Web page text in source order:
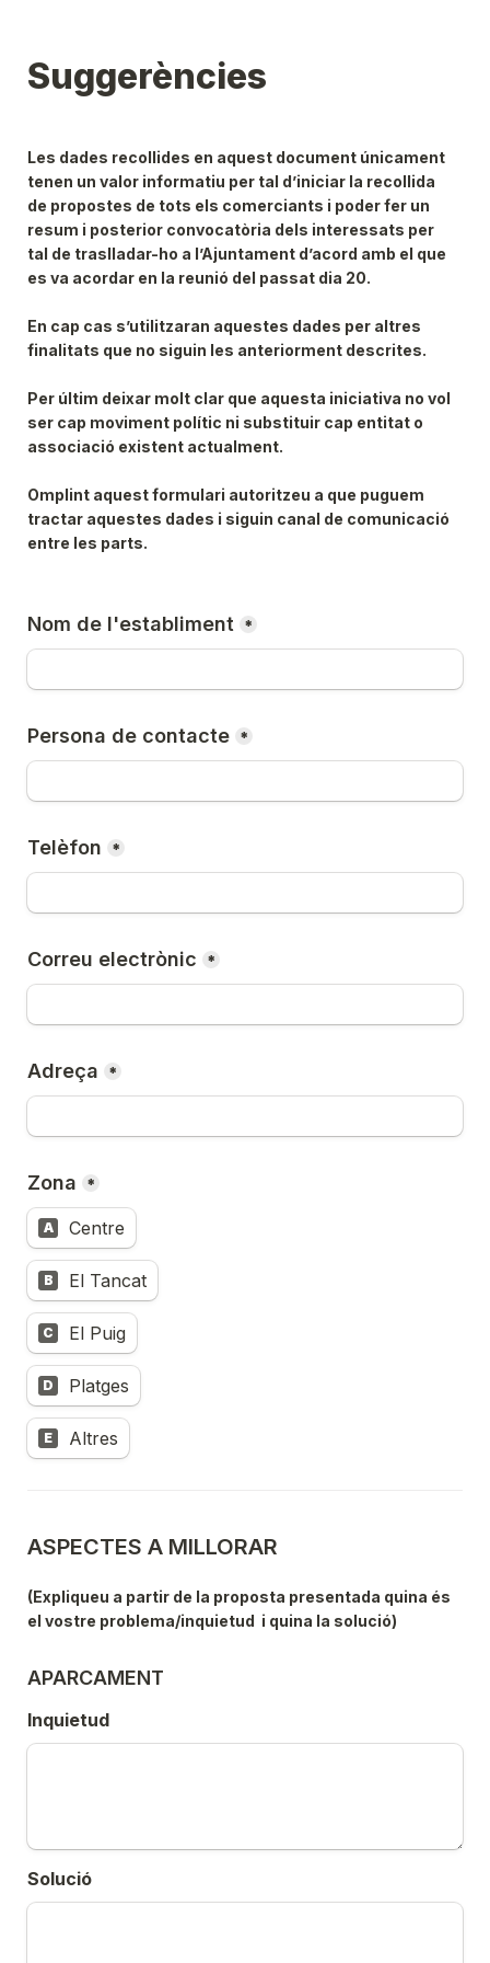
Suggerències
Les dades recollides en aquest document únicament
tenen un valor informatiu per tal d’iniciar la recollida
de propostes de tots els comerciants i poder fer un
resum i posterior convocatòria dels interessats per
tal de traslladar-ho a l’Ajuntament d’acord amb el que
es va acordar en la reunió del passat dia 20.
En cap cas s’utilitzaran aquestes dades per altres
finalitats que no siguin les anteriorment descrites.
Per últim deixar molt clar que aquesta iniciativa no vol
ser cap moviment polític ni substituir cap entitat o
associació existent actualment.
Omplint aquest formulari autoritzeu a que puguem
tractar aquestes dades i siguin canal de comunicació
entre les parts.
Nom de l'establiment *
Persona de contacte *
Telèfon *
Correu electrònic *
Adreça *
Zona *
A Centre
B El Tancat
C El Puig
D Platges
E Altres
ASPECTES A MILLORAR
(Expliqueu a partir de la proposta presentada quina és
el vostre problema/inquietud  i quina la solució)
APARCAMENT
Inquietud
Solució